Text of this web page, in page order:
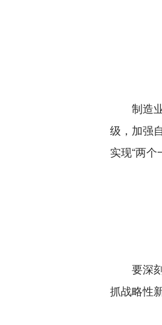
制造业
级，加强
实现“两个
要深刻
抓战略性